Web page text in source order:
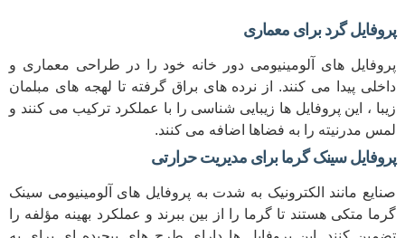
پروفایل گرد برای معماری
پروفایل های آلومینیومی دور خانه خود را در طراحی معماری و
داخلی پیدا می کنند. از نرده های براق گرفته تا لهجه های مبلمان
زیبا ، این پروفایل ها زیبایی شناسی را با عملکرد ترکیب می کنند و
لمس مدرنیته را به فضاها اضافه می کنند.
پروفایل سینک گرما برای مدیریت حرارتی
صنایع مانند الکترونیک به شدت به پروفایل های آلومینیومی سینک
گرما متکی هستند تا گرما را از بین ببرند و عملکرد بهینه مؤلفه را